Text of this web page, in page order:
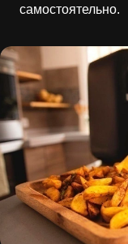
самостоятельно.